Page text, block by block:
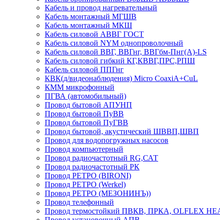
Кабель и провод нагревательный
Кабель монтажный МГШВ
Кабель монтажный МКШ
Кабель силовой АВВГ ГОСТ
Кабель силовой NYM однопроволочный
Кабель силовой ВВГ, ВВГнг, ВВГбм-Пнг(А)-LS
Кабель силовой гибкий КГ,КВВГ,ПРС,РПШ
Кабель силовой ППГнг
КВК(д/видеонаблюдения) Micro CoaxiA+CuL
КММ микрофонный
ПГВА (автомобильный)
Провод бытовой АПУНП
Провод бытовой ПуВВ
Провод бытовой ПуГВВ
Провод бытовой, акустический ШВВП,ШВП
Провод для водопогружных насосов
Провод компьютерный
Провод радиочастотный RG,САТ
Провод радиочастотный РК
Провод РЕТРО (BIRONI)
Провод РЕТРО (Werkel)
Провод РЕТРО (МЕЗОНИНЪ))
Провод телефонный
Провод термостойкий ПВКВ, ПРКА, OLFLEX